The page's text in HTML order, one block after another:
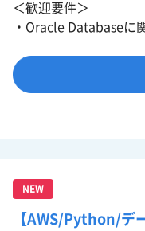
＜歓迎要件＞
・Oracle Databaseに
NEW
【AWS/Python/デ